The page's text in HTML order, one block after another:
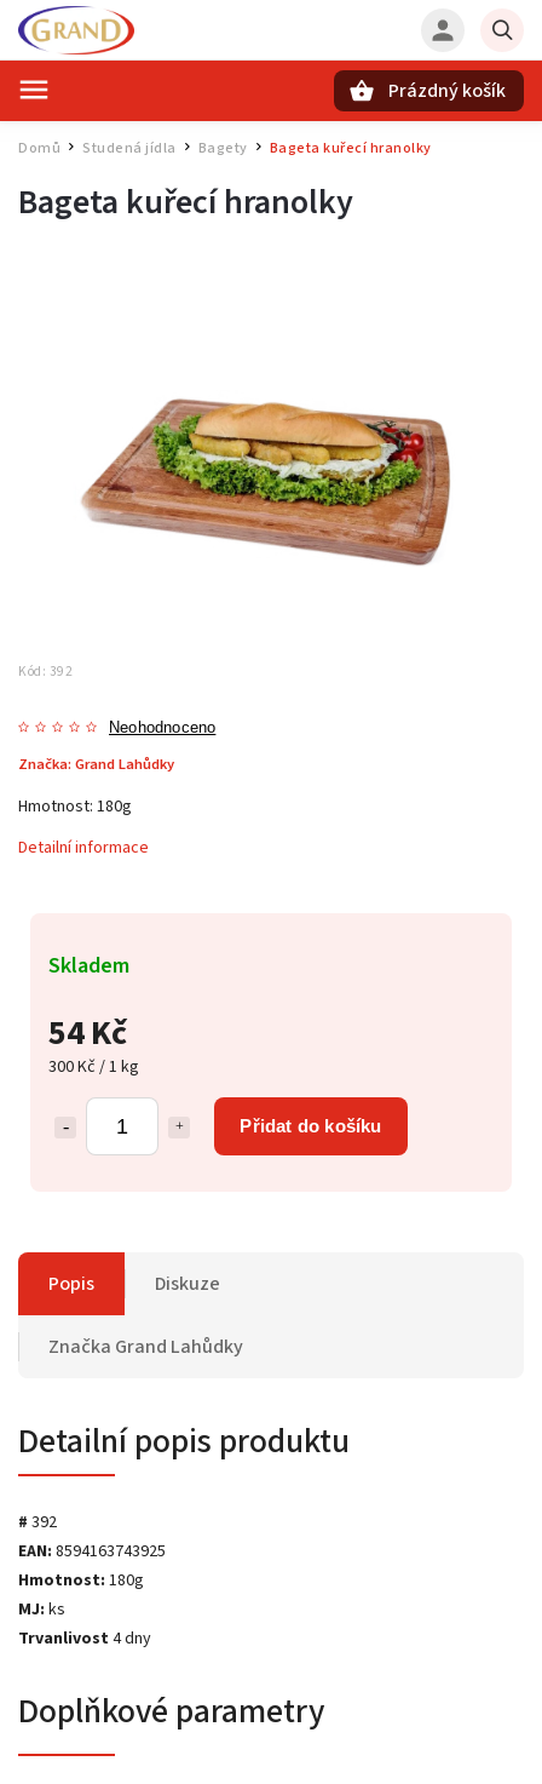
Prázdný košík
Domů / Studená jídla Bagety Bageta kuřecí hranolky
Bageta kuřecí hranolky
Kód: 392
Neohodnoceno
Značka: Grand Lahůdky
54 Kč
300 Kč / 1 kg
Přidat do košíku
Skladem
Hmotnost: 180g
Detailní informace
Popis Diskuze
Značka Grand Lahůdky
Detailní popis produktu
# 392
EAN: 8594163743925
Hmotnost: 180g
MJ: ks
Trvanlivost4 dny
Doplňkové parametry